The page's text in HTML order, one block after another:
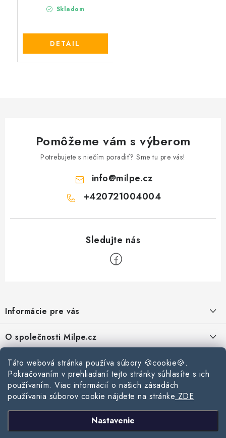
Táto webová stránka používa súbory 🍪cookie🍪.
Pokračovaním v prehliadaní tejto stránky súhlasíte s ich
používaním. Viac informácií o našich zásadách
používania súborov cookie nájdete na stránke ZDE
Nastavenie
Skladom
DETAIL
Pomôžeme vám s výberom
Potrebujete s niečím poradiť? Sme tu pre vás!
info@milpe.cz
+420721004004
p
ä
t
Informácie pre vás
Zásady používania súborov cookie
Podmínky ochrany osobních údajů
Obchodní podmínky
O společnosti Milpe.cz
O spoločnosti Milpe
Kontakty
Kontaktné informácie
Stavebný blog
Ako vybrať správnu difúznu fóliu pre strechu?
Žalúzie do spálne: Ako vybrať ideálne tienenie pre pokojný spánok?
Prijímame online platby